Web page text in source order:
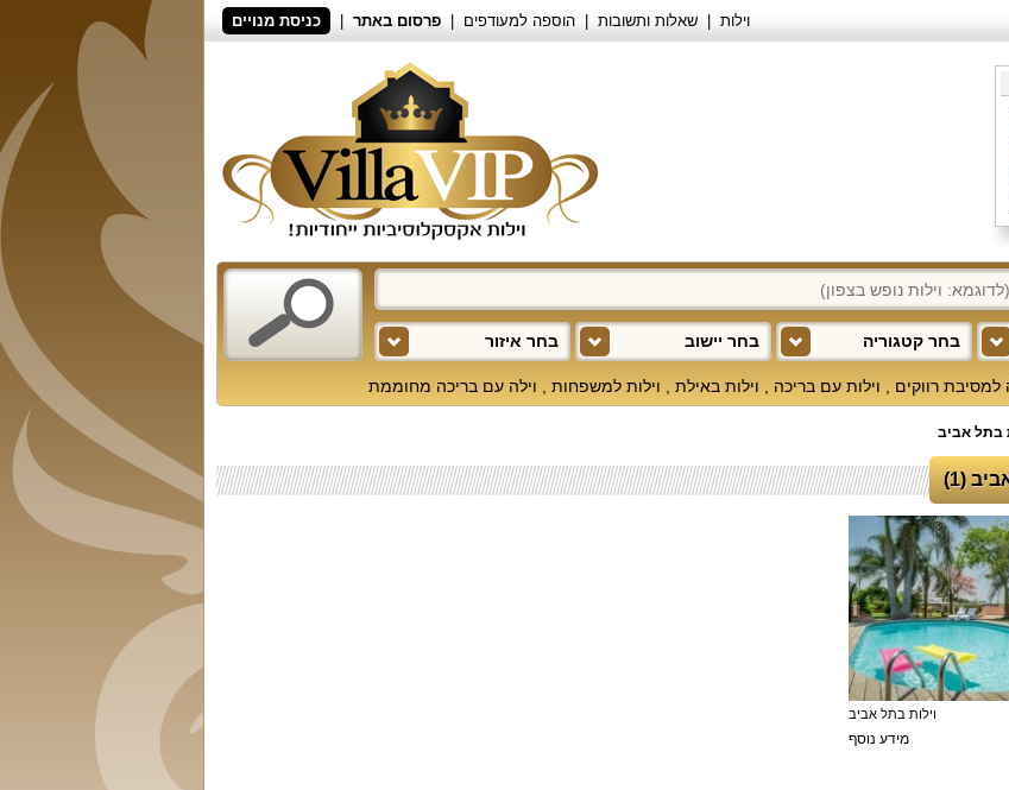
וילות שאלות ותשובות הוספה למעודפים פרסום באתר כניסת מנויים
בחר איזור בחר יישוב בחר קטגוריה
למסיבת רווקים וילות עם בריכה וילות באילת וילות למשפחות וילה עם בריכה מחוממת
בתל אביב
(1)
וילות בתל אביב
מידע נוסף